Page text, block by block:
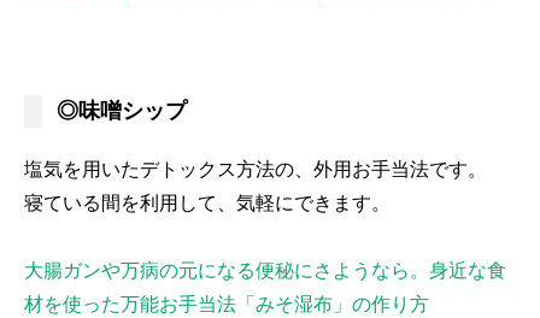
◎味噌シップ
塩気を用いたデトックス方法の、外用お手当法です。
寝ている間を利用して、気軽にできます。
大腸ガンや万病の元になる便秘にさようなら。身近な食
材を使った万能お手当法「みそ湿布」の作り方